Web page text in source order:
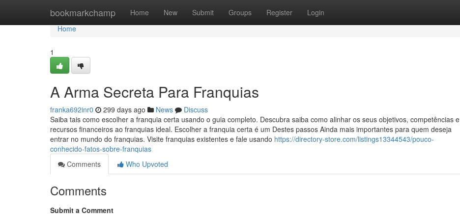
bookmarkchamp Home New Submit Groups Register Login
Home
Home
1
A Arma Secreta Para Franquias
franka692inr0 299 days ago News
Discuss
Saiba tais como escolher a franquia certa usando o guia completo. Descubra saiba como alinhar os seus objetivos, competências e
recursos financeiros ao franquias ideal. Escolher a franquia certa é um Destes passos Ainda mais importantes para quem deseja
entrar no mundo do franquias. Visite franquias existentes e fale usando https://directory-store.com/listings13344543/pouco-
conhecido-fatos-sobre-franquias
Comments
Who Upvoted
Comments
Submit a Comment